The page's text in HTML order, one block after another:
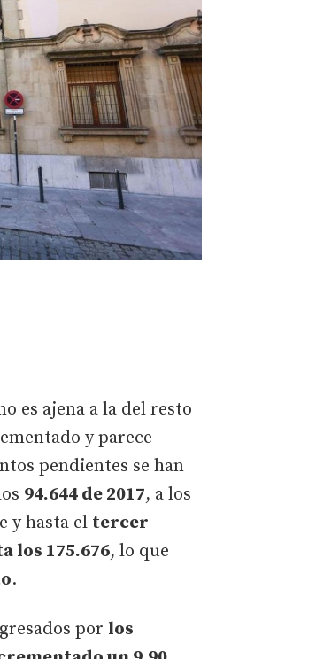
es ajena a la del resto
y parece
pendientes se han
94.644 de 2017, a los
y hasta el tercer
los 175.676, lo que
.
por los